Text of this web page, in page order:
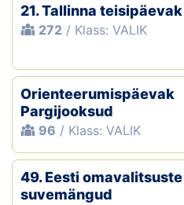
21. Tallinna teisipäevak
272 / Klass: VALIK
Orienteerumispäevak
Pargijooksud
96 / Klass: VALIK
49. Eesti omavalitsuste
suvemängud